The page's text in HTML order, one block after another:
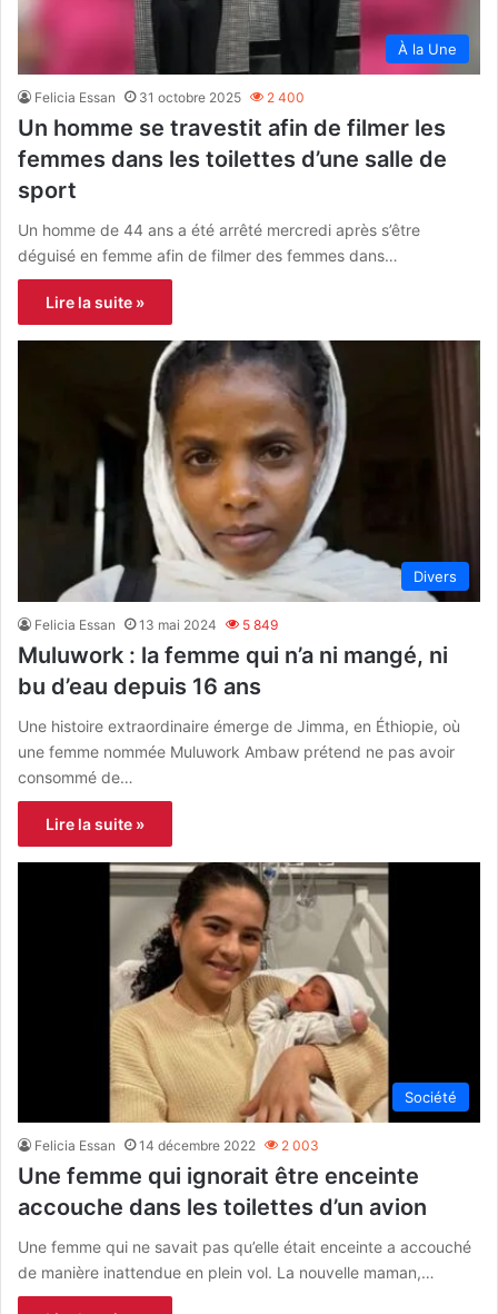
À la Une
Felicia Essan 31 octobre 2025 2 400
Un homme se travestit afin de filmer les
femmes dans les toilettes d’une salle de
sport
Un homme de 44 ans a été arrêté mercredi après s’être
déguisé en femme afin de filmer des femmes dans…
Lire la suite »
Divers
Felicia Essan 13 mai 2024 5 849
Muluwork : la femme qui n’a ni mangé, ni
bu d’eau depuis 16 ans
Une histoire extraordinaire émerge de Jimma, en Éthiopie, où
une femme nommée Muluwork Ambaw prétend ne pas avoir
consommé de…
Lire la suite »
Société
Felicia Essan 14 décembre 2022 2 003
Une femme qui ignorait être enceinte
accouche dans les toilettes d’un avion
Une femme qui ne savait pas qu’elle était enceinte a accouché
de manière inattendue en plein vol. La nouvelle maman,…